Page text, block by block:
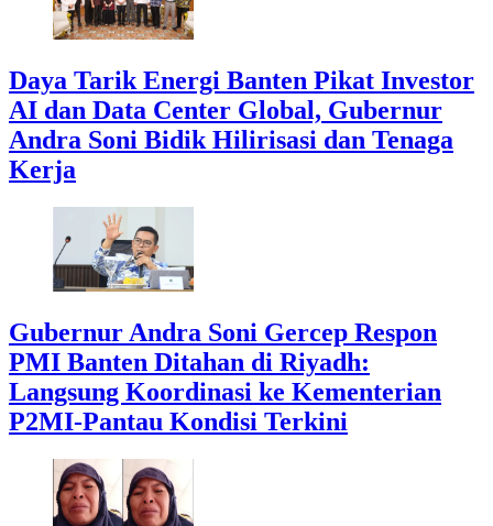
Daya Tarik Energi Banten Pikat Investor
AI dan Data Center Global, Gubernur
Andra Soni Bidik Hilirisasi dan Tenaga
Kerja
Gubernur Andra Soni Gercep Respon
PMI Banten Ditahan di Riyadh:
Langsung Koordinasi ke Kementerian
P2MI-Pantau Kondisi Terkini